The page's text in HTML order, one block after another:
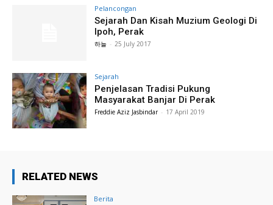
Pelancongan
Sejarah Dan Kisah Muzium Geologi Di
Ipoh, Perak
하늘 - 25 July 2017
Sejarah
Penjelasan Tradisi Pukung
Masyarakat Banjar Di Perak
Freddie Aziz Jasbindar - 17 April 2019
RELATED NEWS
Berita